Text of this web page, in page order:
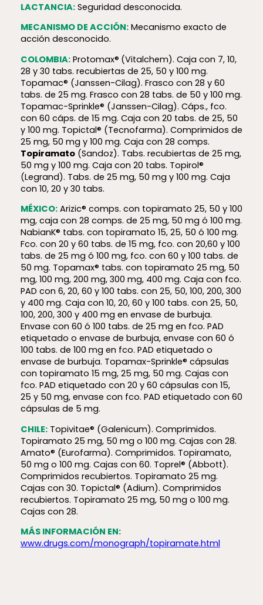
LACTANCIA:Seguridad desconocida.
MECANISMO DE ACCIÓN:Mecanismo exacto de
acción desconocido.
COLOMBIA:Protomax® (Vitalchem). Caja con 7, 10,
28 y 30 tabs. recubiertas de 25, 50 y 100 mg.
Topamac® (Janssen-Cilag). Frasco con 28 y 60
tabs. de 25 mg. Frasco con 28 tabs. de 50 y 100 mg.
Topamac-Sprinkle® (Janssen-Cilag). Cáps., fco.
con 60 cáps. de 15 mg. Caja con 20 tabs. de 25, 50
y 100 mg. Topictal® (Tecnofarma). Comprimidos de
25 mg, 50 mg y 100 mg. Caja con 28 comps.
Topiramato(Sandoz). Tabs. recubiertas de 25 mg,
50 mg y 100 mg. Caja con 20 tabs. Topirol®
(Legrand). Tabs. de 25 mg, 50 mg y 100 mg. Caja
con 10, 20 y 30 tabs.
MÉXICO:Arizic® comps. con topiramato 25, 50 y 100
mg, caja con 28 comps. de 25 mg, 50 mg ó 100 mg.
NabianK® tabs. con topiramato 15, 25, 50 ó 100 mg.
Fco. con 20 y 60 tabs. de 15 mg, fco. con 20,60 y 100
tabs. de 25 mg ó 100 mg, fco. con 60 y 100 tabs. de
50 mg. Topamax® tabs. con topiramato 25 mg, 50
mg, 100 mg, 200 mg, 300 mg, 400 mg. Caja con fco.
PAD con 6, 20, 60 y 100 tabs. con 25, 50, 100, 200, 300
y 400 mg. Caja con 10, 20, 60 y 100 tabs. con 25, 50,
100, 200, 300 y 400 mg en envase de burbuja.
Envase con 60 ó 100 tabs. de 25 mg en fco. PAD
etiquetado o envase de burbuja, envase con 60 ó
100 tabs. de 100 mg en fco. PAD etiquetado o
envase de burbuja. Topamax-Sprinkle® cápsulas
con topiramato 15 mg, 25 mg, 50 mg. Cajas con
fco. PAD etiquetado con 20 y 60 cápsulas con 15,
25 y 50 mg, envase con fco. PAD etiquetado con 60
cápsulas de 5 mg.
CHILE:Topivitae® (Galenicum). Comprimidos.
Topiramato 25 mg, 50 mg o 100 mg. Cajas con 28.
Amato® (Eurofarma). Comprimidos. Topiramato,
50 mg o 100 mg. Cajas con 60. Toprel® (Abbott).
Comprimidos recubiertos. Topiramato 25 mg.
Cajas con 30. Topictal® (Adium). Comprimidos
recubiertos. Topiramato 25 mg, 50 mg o 100 mg.
Cajas con 28.
MÁS INFORMACIÓN EN:
www.drugs.com/monograph/topiramate.html